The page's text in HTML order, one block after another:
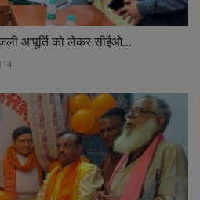
आपूर्ति को लेकर सीईओ...